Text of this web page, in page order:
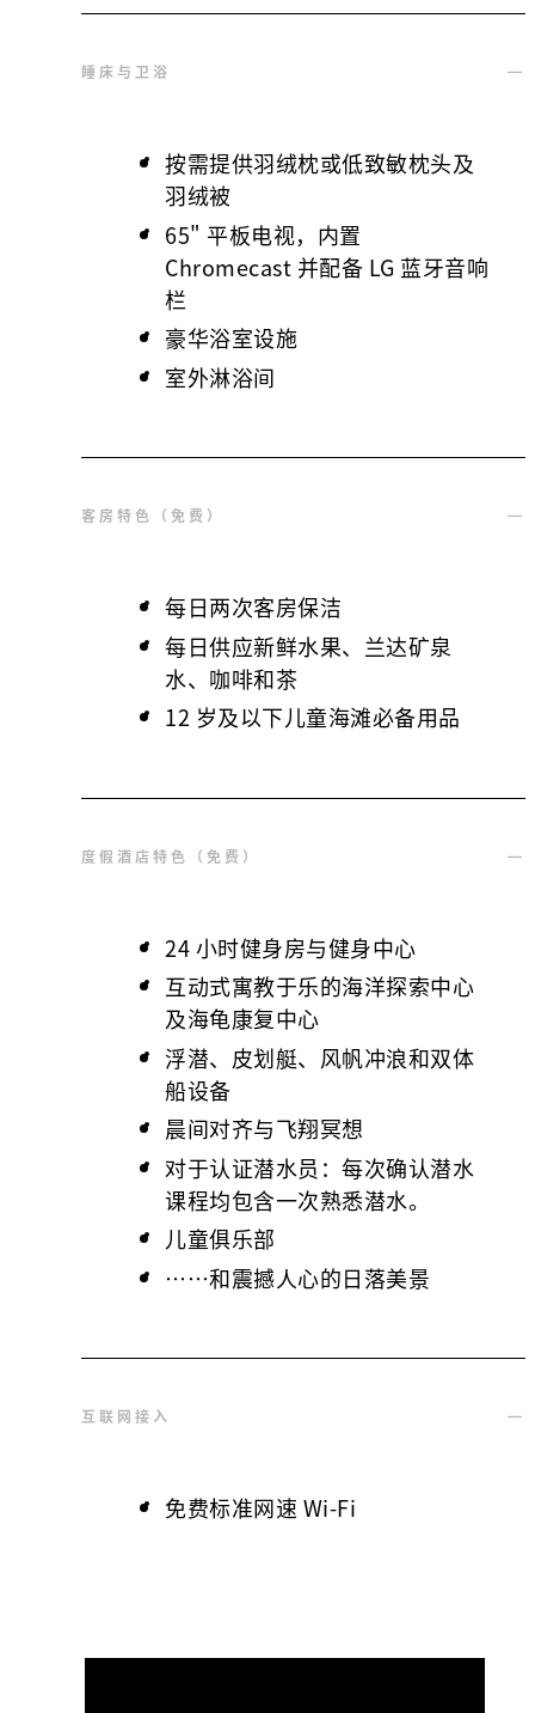
睡床与卫浴
按需提供羽绒枕或低致敏枕头及
羽绒被
65" 平板电视，内置
Chromecast 并配备 LG 蓝牙音响
栏
豪华浴室设施
室外淋浴间
客房特色（免费）
每日两次客房保洁
每日供应新鲜水果、兰达矿泉
水、咖啡和茶
12 岁及以下儿童海滩必备用品
度假酒店特色（免费）
24 小时健身房与健身中心
互动式寓教于乐的海洋探索中心
及海龟康复中心
浮潜、皮划艇、风帆冲浪和双体
船设备
晨间对齐与飞翔冥想
对于认证潜水员：每次确认潜水
课程均包含一次熟悉潜水。
儿童俱乐部
……和震撼人心的日落美景
互联网接入
免费标准网速 Wi-Fi